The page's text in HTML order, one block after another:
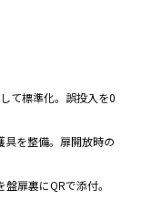
て標準化。誤投入を0
具を整備。扉開放時の
扉裏にQRで添付。